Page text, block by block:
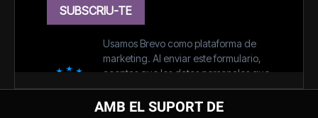
AMB EL SUPORT DE